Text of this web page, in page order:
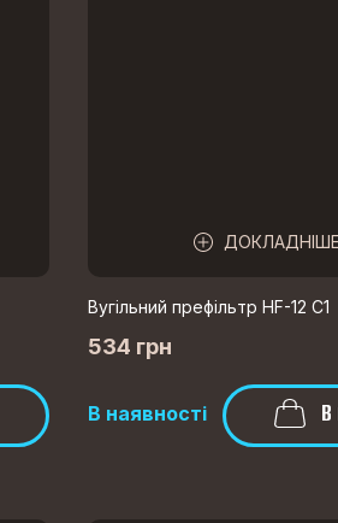
ДОКЛАДНІШЕ
Вугільний префільтр HF-12 C1
534 грн
В наявності